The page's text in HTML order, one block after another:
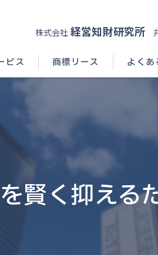
株式会社 経営知財研究所
ビス 商標リース よくあ
賢く抑える